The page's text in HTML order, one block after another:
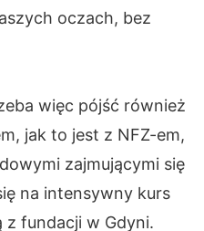
oczach, bez
więc pójść również
jak to jest z NFZ-em,
zajmującymi się
na intensywny kurs
fundacji w Gdyni.